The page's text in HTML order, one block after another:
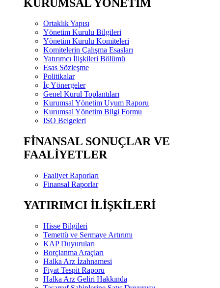
KURUMSAL YÖNETİM
Ortaklık Yapısı
Yönetim Kurulu Bilgileri
Yönetim Kurulu Komiteleri
Komitelerin Çalışma Esasları
Yatırımcı İlişkileri Bölümü
Esas Sözleşme
Politikalar
İç Yönergeler
Genel Kurul Toplantıları
Kurumsal Yönetim Uyum Raporu
Kurumsal Yönetim Bilgi Formu
ISO Belgeleri
FİNANSAL SONUÇLAR VE
FAALİYETLER
Faaliyet Raporları
Finansal Raporlar
YATIRIMCI İLİŞKİLERİ
Hisse Bilgileri
Temettü ve Sermaye Artırımı
KAP Duyuruları
Borçlanma Araçları
Halka Arz İzahnamesi
Fiyat Tespit Raporu
Halka Arz Geliri Hakkında